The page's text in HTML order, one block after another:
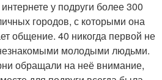
у подруги более 300
городов, с которыми она
общение. 40 никогда первой не
молодыми людьми.
обращали на неё внимание,